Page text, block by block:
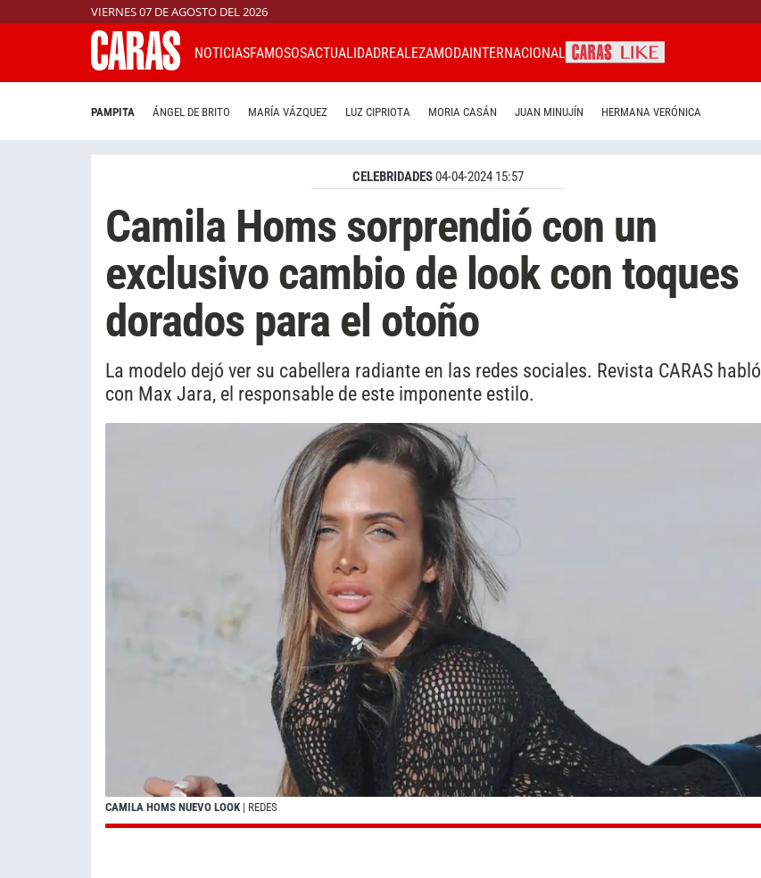
VIERNES 07 DE AGOSTO DEL 2026
NOTICIASFAMOSOSACTUALIDADREALEZAMODAINTERNACIONAL
PAMPITA ÁNGEL DE BRITO MARÍA VÁZQUEZ LUZ CIPRIOTA MORIA CASÁN JUAN MINUJÍN HERMANA VERÓNICA
CELEBRIDADES04-04-2024 15:57
Camila Homs sorprendió con un
exclusivo cambio de look con toques
dorados para el otoño
La modelo dejó ver su cabellera radiante en las redes sociales. Revista CARAS habló
con Max Jara, el responsable de este imponente estilo.
CAMILA HOMS NUEVO LOOK | REDES